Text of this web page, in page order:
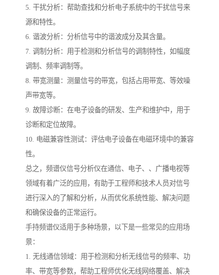
5. 干扰分析：帮助查找和分析电子系统中的干扰信号来
源和特性。
6. 谐波分析：分析信号中的谐波成分及其含量。
7. 调制分析：用于检测和分析信号的调制特性，如幅度
调制、频率调制等。
8. 带宽测量：测量信号的带宽，包括占用带宽、等效噪
声带宽等。
9. 故障诊断：在电子设备的研发、生产和维护中，用于
诊断和定位故障。
10. 电磁兼容性测试：评估电子设备在电磁环境中的兼容
性。
总之，频谱仪信号分析仪在通信、电子、、广播电视等
领域有着广泛的应用，有助于工程师和技术人员对信号
进行深入的了解和分析，从而优化系统性能、解决问题
和确保设备的正常运行。
手持频谱仪适用于多种场景，以下是一些常见的应用场
景：
1. 无线通信领域：用于检测和分析无线信号的频率、功
率、带宽等参数，帮助工程师优化无线网络覆盖、解决